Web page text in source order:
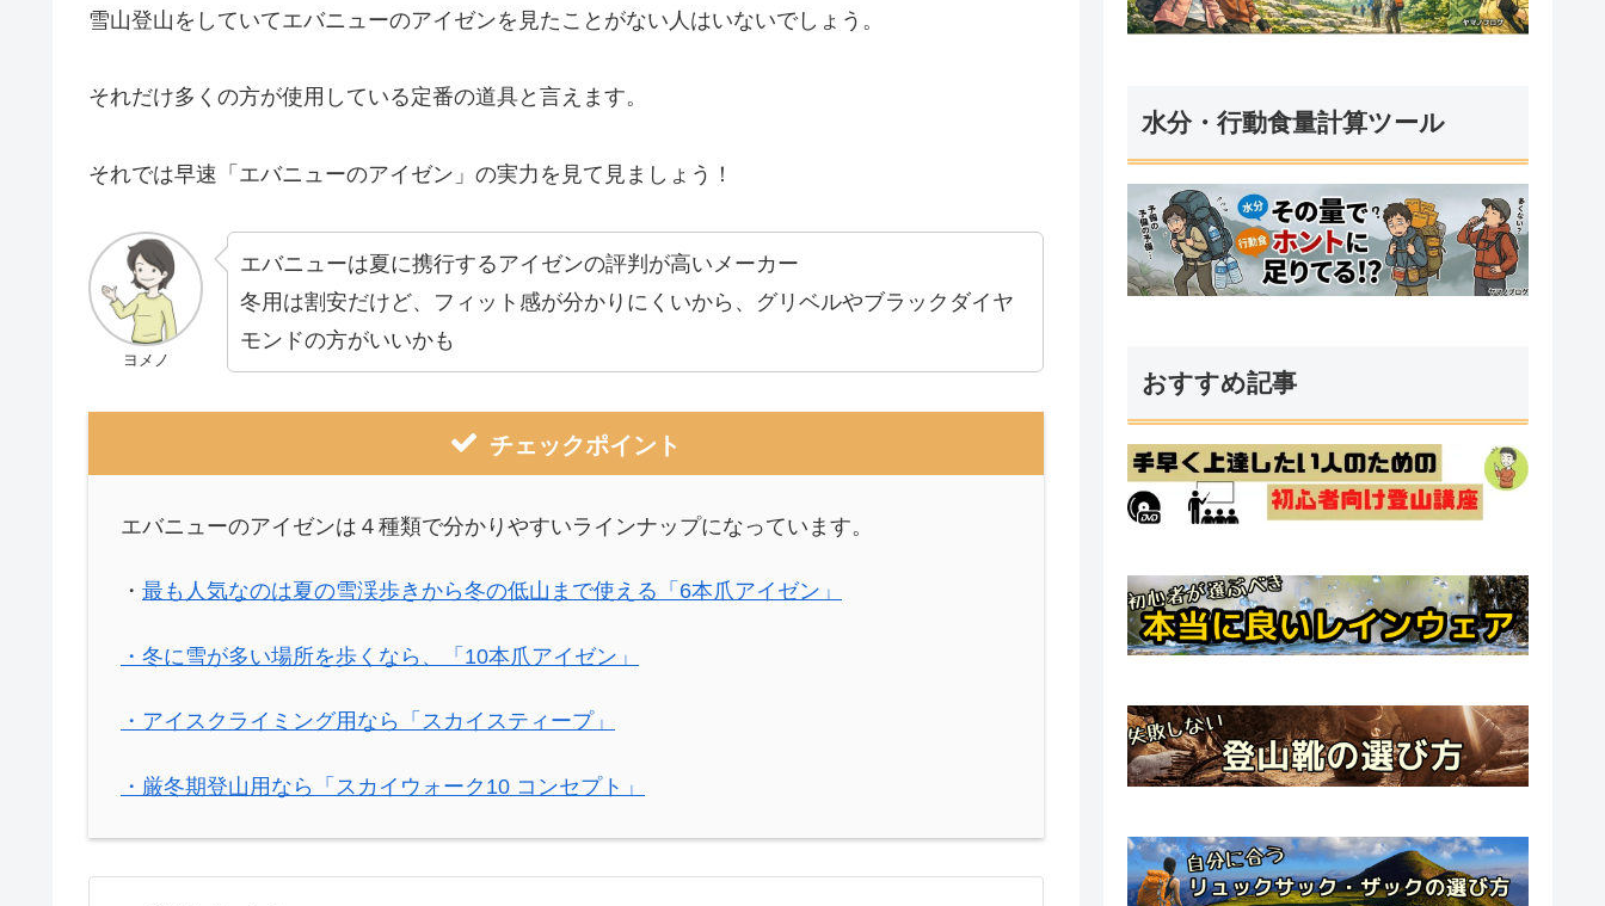
雪山登山をしていてエバニューのアイゼンを見たことがない人はいないでしょう。
それだけ多くの方が使用している定番の道具と言えます。
それでは早速「エバニューのアイゼン」の実力を見て見ましょう！
ヨメノ
エバニューは夏に携行するアイゼンの評判が高いメーカー
冬用は割安だけど、フィット感が分かりにくいから、グリベルやブラックダイヤ
モンドの方がいいかも
チェックポイント
エバニューのアイゼンは４種類で分かりやすいラインナップになっています。
・ 最も人気なのは夏の雪渓歩きから冬の低山まで使える「6本爪アイゼン」
・冬に雪が多い場所を歩くなら、「10本爪アイゼン」
・アイスクライミング用なら「スカイスティープ」
・厳冬期登山用なら「スカイウォーク10 コンセプト」
水分・行動食量計算ツール
おすすめ記事